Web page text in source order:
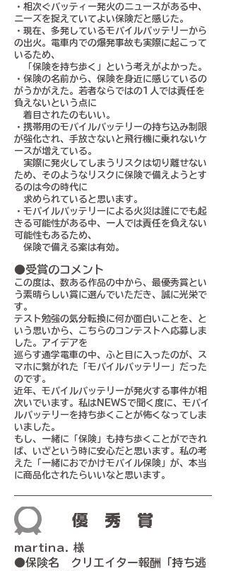
・相次ぐバッティー発火のニュースがある中、
ニーズを捉えていてよい保険だと感じた。
・現在、多発しているモバイルバッテリーから
の出火。電車内での爆発事故も実際に起こって
いるため、
「保険を持ち歩く」という考えがよかった。
・保険の名前から、保険を身近に感じているの
がうかがえた。若者ならではの1人では責任を
負えないという点に
着目されたのもいい。
・携帯用のモバイルバッテリーの持ち込み制限
が強化され、手放さないと飛行機に乗れないケ
ースが増えている。
実際に発火してしまうリスクは切り離せない
ため、そのようなリスクに保険で備えようとす
るのは今の時代に
求められていると思います。
・モバイルバッテリーによる火災は誰にでも起
きる可能性がある中、一人では責任を負えない
可能性もあるため、
保険で備える案は有効。
●受賞のコメント
この度は、数ある作品の中から、最優秀賞とい
う素晴らしい賞に選んでいただき、誠に光栄で
す。
テスト勉強の気分転換に何か面白いことを、と
いう思いから、こちらのコンテストへ応募しま
した。アイデアを
巡らす通学電車の中、ふと目に入ったのが、ス
マホに繋がれた「モバイルバッテリー」だった
のです。
近年、モバイルバッテリーが発火する事件が相
次いでいます。私はNEWSで聞く度に、モバイ
ルバッテリーを持ち歩くことが怖くなってしま
いました。
もし、一緒に「保険」も持ち歩くことができれ
ば、いざという時に安心だと思います。私の考
えた「一緒におでかけモバイル保険」が、本当
に商品化されたらいいなと思います。
優秀賞
martina. 様
●保険名 クリエイター報酬「持ち逃